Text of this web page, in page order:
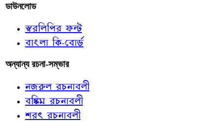
ডাউনলোড
স্বরলিপির ফন্ট
বাংলা কি-বোর্ড
অন্যান্য রচনা-সম্ভার
নজরুল রচনাবলী
বঙ্কিম রচনাবলী
শরৎ রচনাবলী